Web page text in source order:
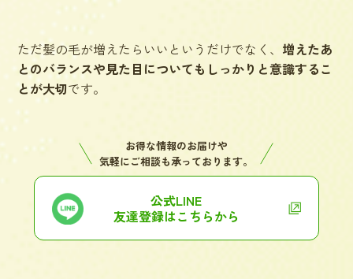
ただ髪の毛が増えたらいいというだけでなく、 増えたあ
とのバランスや見た目についてもしっかりと意識するこ
とが大切です。
お得な情報のお届けや
気軽にご相談も承っております。
公式LINE
友達登録はこちらから